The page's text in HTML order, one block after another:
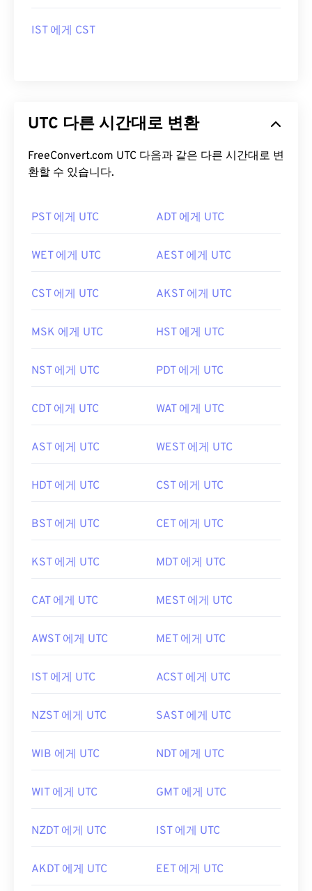
IST 에게 CST
UTC 다른 시간대로 변환
FreeConvert.com UTC 다음과 같은 다른 시간대로 변
환할 수 있습니다.
PST 에게 UTC ADT 에게 UTC
WET 에게 UTC AEST 에게 UTC
CST 에게 UTC AKST 에게 UTC
MSK 에게 UTC HST 에게 UTC
NST 에게 UTC PDT 에게 UTC
CDT 에게 UTC WAT 에게 UTC
AST 에게 UTC WEST 에게 UTC
HDT 에게 UTC CST 에게 UTC
BST 에게 UTC CET 에게 UTC
KST 에게 UTC MDT 에게 UTC
CAT 에게 UTC MEST 에게 UTC
AWST 에게 UTC MET 에게 UTC
IST 에게 UTC ACST 에게 UTC
NZST 에게 UTC SAST 에게 UTC
WIB 에게 UTC NDT 에게 UTC
WIT 에게 UTC GMT 에게 UTC
NZDT 에게 UTC IST 에게 UTC
AKDT 에게 UTC EET 에게 UTC